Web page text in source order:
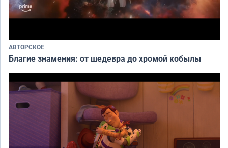
АВТОРСКОЕ
Благие знамения: от шедевра до хромой кобылы